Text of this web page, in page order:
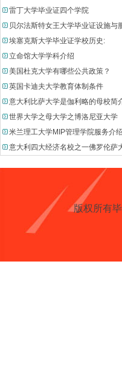
雷丁大学毕业证四个学院
贝尔法斯特女王大学毕业证设施与
埃塞克斯大学毕业证学校历史:
立命馆大学学科介绍
美国杜克大学有哪些公共政策？
英国卡迪夫大学教育体制条件
意大利比萨大学是伽利略的母校简
世界大学之母大学之博洛尼亚大学
米兰理工大学MIP管理学院服务介绍
意大利四大经济名校之一佛罗伦萨
版权所有